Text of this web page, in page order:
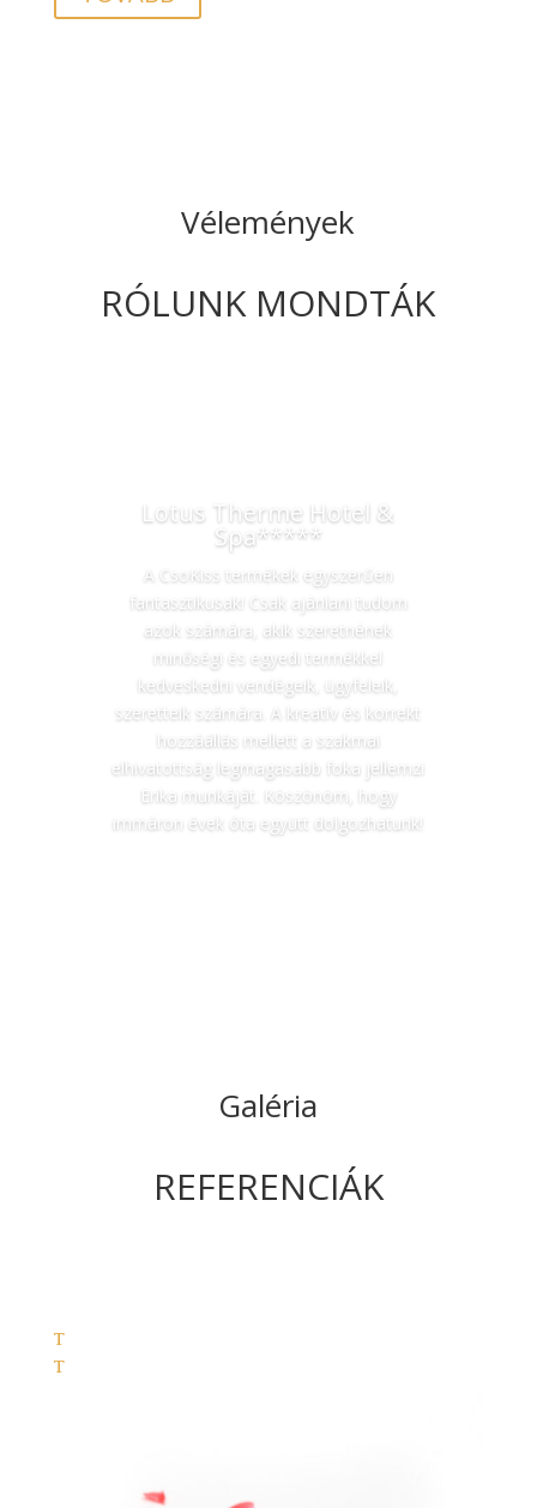
Vélemények
RÓLUNK MONDTÁK
Lotus Therme Hotel &
Spa*****
A CsoKiss termékek egyszerűen
fantasztikusak! Csak ajánlani tudom
azok számára, akik szeretnének
minőségi és egyedi termékkel
kedveskedni vendégeik, ügyfeleik,
szeretteik számára. A kreatív és korrekt
hozzáállás mellett a szakmai
elhivatottság legmagasabb foka jellemzi
Erika munkáját. Köszönöm, hogy
immáron évek óta együtt dolgozhatunk!
Galéria
REFERENCIÁK